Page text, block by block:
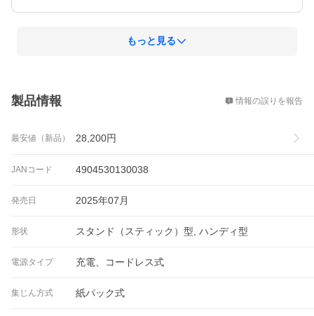
買い替えて良かったです。
もっと見る
製品情報 情報の誤りを報告
最安値（新品） 28,200円
JANコード 4904530130038
発売日 2025年07月
形状 スタンド（スティック）型, ハンディ型
電源タイプ 充電、コードレス式
集じん方式 紙パック式